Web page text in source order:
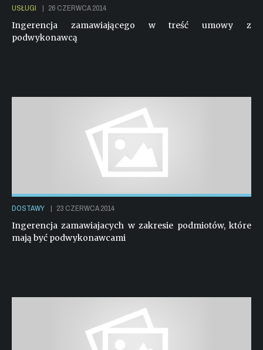
USŁUGI | 26 CZERWCA 2014
Ingerencja zamawiającego w treść umowy z
podwykonawcą
DOSTAWY | 23 CZERWCA 2014
Ingerencja zamawiajacych w zakresie podmiotów, które
mają być podwykonawcami